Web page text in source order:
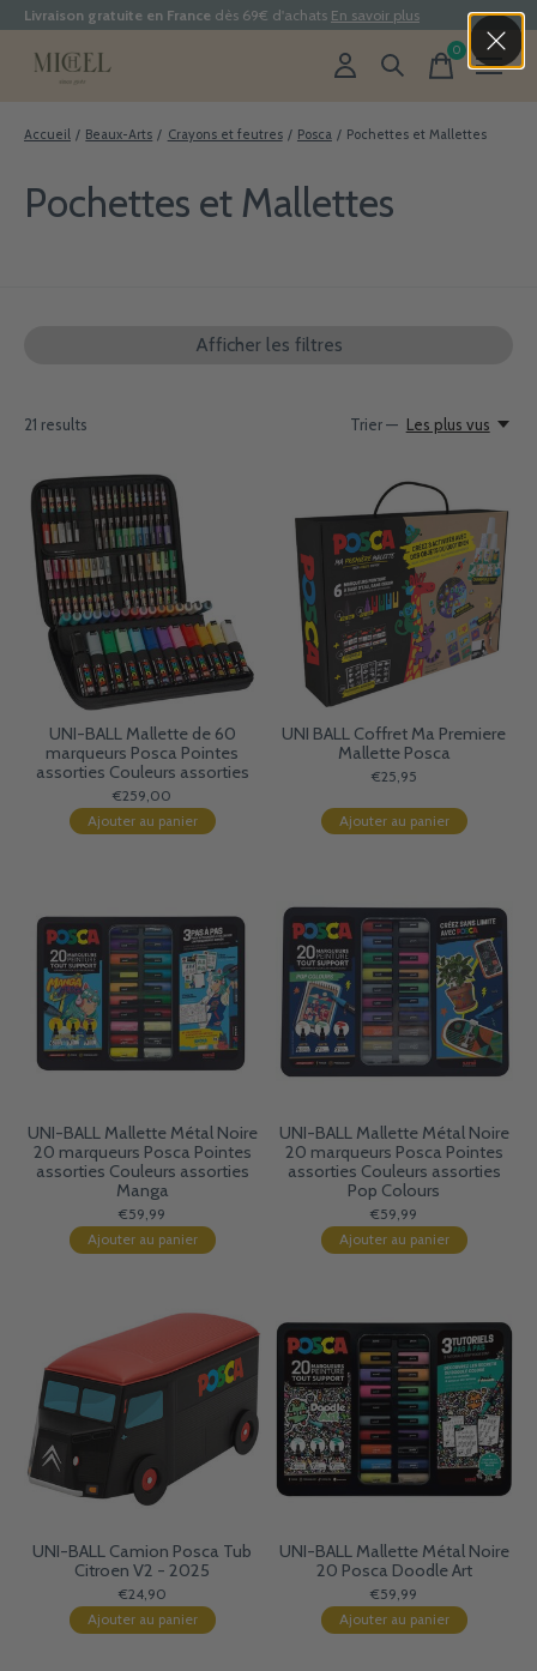
Livraison gratuite en France dès 69€ d'achats En savoir plus
0items
Accueil / Beaux-Arts / Crayons et feutres / Posca / Pochettes et Mallettes
Pochettes et Mallettes
Afficher les filtres
21 results Trier — Les plus vus
UNI-BALL Mallette de 60
marqueurs Posca Pointes
assorties Couleurs assorties
€259,00
Ajouter au panier
UNI BALL Coffret Ma Premiere
Mallette Posca
€25,95
Ajouter au panier
UNI-BALL Mallette Métal Noire
20 marqueurs Posca Pointes
assorties Couleurs assorties
Manga
€59,99
Ajouter au panier
UNI-BALL Mallette Métal Noire
20 marqueurs Posca Pointes
assorties Couleurs assorties
Pop Colours
€59,99
Ajouter au panier
UNI-BALL Camion Posca Tub
Citroen V2 - 2025
€24,90
Ajouter au panier
UNI-BALL Mallette Métal Noire
20 Posca Doodle Art
€59,99
Ajouter au panier